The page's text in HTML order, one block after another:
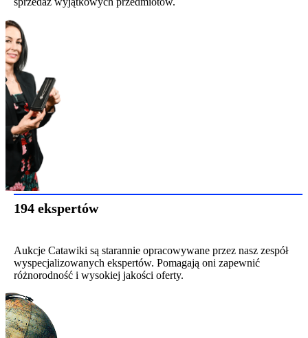
194 ekspertów
Aukcje Catawiki są starannie opracowywane przez nasz zespół
wyspecjalizowanych ekspertów. Pomagają oni zapewnić
różnorodność i wysokiej jakości oferty.